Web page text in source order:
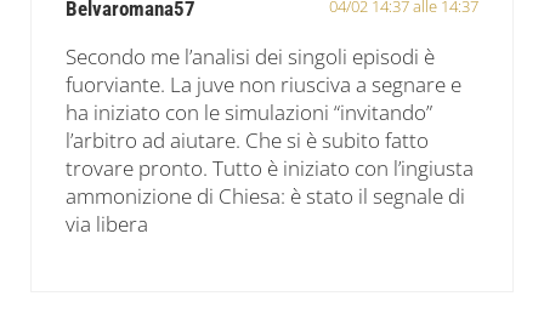
Belvaromana57 04/02 14:37 alle 14:37
Secondo me l’analisi dei singoli episodi è
fuorviante. La juve non riusciva a segnare e
ha iniziato con le simulazioni “invitando”
l’arbitro ad aiutare. Che si è subito fatto
trovare pronto. Tutto è iniziato con l’ingiusta
ammonizione di Chiesa: è stato il segnale di
via libera